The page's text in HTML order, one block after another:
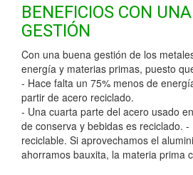
BENEFICIOS CON
GESTIÓN
Con una buena gestión de los
energía y materias primas, puesto
- Hace falta un 75% menos de
partir de acero reciclado.
- Una cuarta parte del acero usado
de conserva y bebidas es reciclado.
reciclable. Si aprovechamos el
ahorramos bauxita, la materia prima